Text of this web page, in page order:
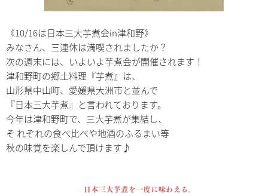
《10/16は日本三大芋煮会in津和野》
みなさん、三連休は満喫されましたか？
次の週末には、いよいよ芋煮会が開催されます！
津和野町の郷土料理『芋煮』は、
山形県中山町、愛媛県大洲市と並んで
『日本三大芋煮』と言われております。
今年は津和野町で、三大芋煮が集結し、
そ れぞれの食べ比べや地酒のふるまい等
秋の味覚を楽しんで頂けます♪